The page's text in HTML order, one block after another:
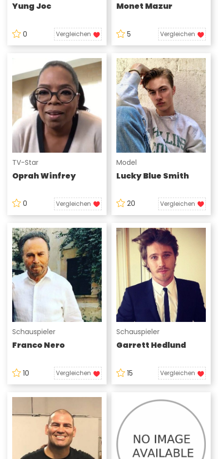
Yung Joc
0 Vergleichen
Monet Mazur
5 Vergleichen
TV-Star
Oprah Winfrey
0 Vergleichen
Model
Lucky Blue Smith
20 Vergleichen
Schauspieler
Franco Nero
10 Vergleichen
Schauspieler
Garrett Hedlund
15 Vergleichen